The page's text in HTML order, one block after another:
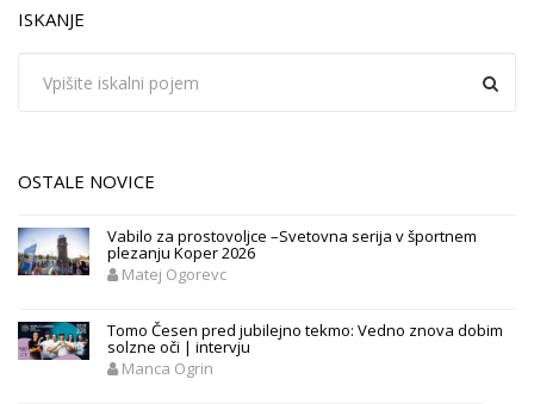
ISKANJE
OSTALE NOVICE
Vabilo za prostovoljce –Svetovna serija v športnem
plezanju Koper 2026
Matej Ogorevc
Tomo Česen pred jubilejno tekmo: Vedno znova dobim
solzne oči | intervju
Manca Ogrin